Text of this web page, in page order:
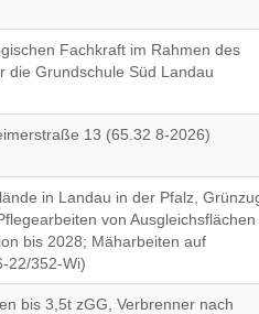
Fachkraft im Rahmen des
die Grundschule Süd Landau
13 (65.32 8-2026)
in Landau in der Pfalz,
von Ausgleichsflächen
bis 2028; Mäharbeiten auf
22/352-Wi)
bis 3,5t zGG, Verbrenner nach